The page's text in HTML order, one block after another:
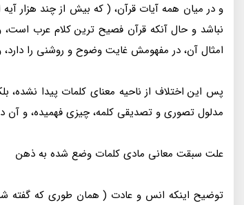
و در میان همه آیات قرآن، ( که بیش از چند هزار
نباشد و حال آنکه قرآن فصیح ترین کلام عرب
امثال آن، در مفهومش غایت وضوح و روشنی را دارد،
پس این اختلاف از ناحیه معنای کلمات پیدا نشده،
مدلول تصوری و تصدیقی کلمه، چیزی فهمیده، و آن
علت سبقت معانی مادی کلمات وضع شده به ذهن
توضیح اینکه انس و عادت ( همان طوری که گفته